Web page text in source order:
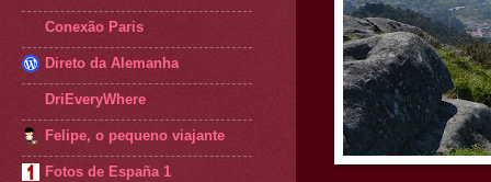
Conexão Paris
Direto da Alemanha
DriEveryWhere
Felipe, o pequeno viajante
Fotos de España 1